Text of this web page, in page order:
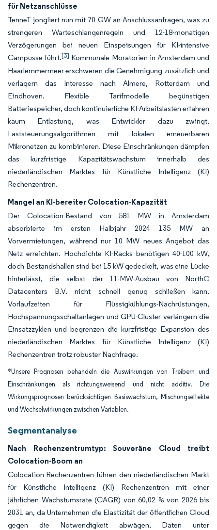
für Netzanschlüsse
TenneT jongliert nun mit 70 GW an Anschlussanfragen, was zu
strengeren Warteschlangenregeln und 12-18-monatigen
Verzögerungen bei neuen Einspeisungen für KI-intensive
Campusse führt.[3] Kommunale Moratorien in Amsterdam und
Haarlemmermeer erschweren die Genehmigung zusätzlich und
verlagern das Interesse nach Almere, Rotterdam und
Eindhoven. Flexible Tarifmodelle begünstigen
Batteriespeicher, doch kontinuierliche KI-Arbeitslasten erfahren
kaum Entlastung, was Entwickler dazu zwingt,
Laststeuerungsalgorithmen mit lokalen erneuerbaren
Mikronetzen zu kombinieren. Diese Einschränkungen dämpfen
das kurzfristige Kapazitätswachstum innerhalb des
niederländischen Marktes für Künstliche Intelligenz (KI)
Rechenzentren.
Mangel an KI-bereiter Colocation-Kapazität
Der Colocation-Bestand von 581 MW in Amsterdam
absorbierte im ersten Halbjahr 2024 135 MW an
Vorvermietungen, während nur 10 MW neues Angebot das
Netz erreichten. Hochdichte KI-Racks benötigen 40-100 kW,
doch Bestandshallen sind bei 15 kW gedeckelt, was eine Lücke
hinterlässt, die selbst der 11-MW-Ausbau von NorthC
Datacenters B.V. nicht schnell genug schließen kann.
Vorlaufzeiten für Flüssigkühlungs-Nachrüstungen,
Hochspannungsschaltanlagen und GPU-Cluster verlängern die
Einsatzzyklen und begrenzen die kurzfristige Expansion des
niederländischen Marktes für Künstliche Intelligenz (KI)
Rechenzentren trotz robuster Nachfrage.
*Unsere Prognosen behandeln die Auswirkungen von Treibern und
Einschränkungen als richtungsweisend und nicht additiv. Die
Wirkungsprognosen berücksichtigen Basiswachstum, Mischungseffekte
und Wechselwirkungen zwischen Variablen.
Segmentanalyse
Nach Rechenzentrumtyp: Souveräne Cloud treibt
Colocation-Boom an
Colocation-Rechenzentren führen den niederländischen Markt
für Künstliche Intelligenz (KI) Rechenzentren mit einer
jährlichen Wachstumsrate (CAGR) von 60,02 % von 2026 bis
2031 an, da Unternehmen die Elastizität der öffentlichen Cloud
gegen die Notwendigkeit abwägen, Daten unter